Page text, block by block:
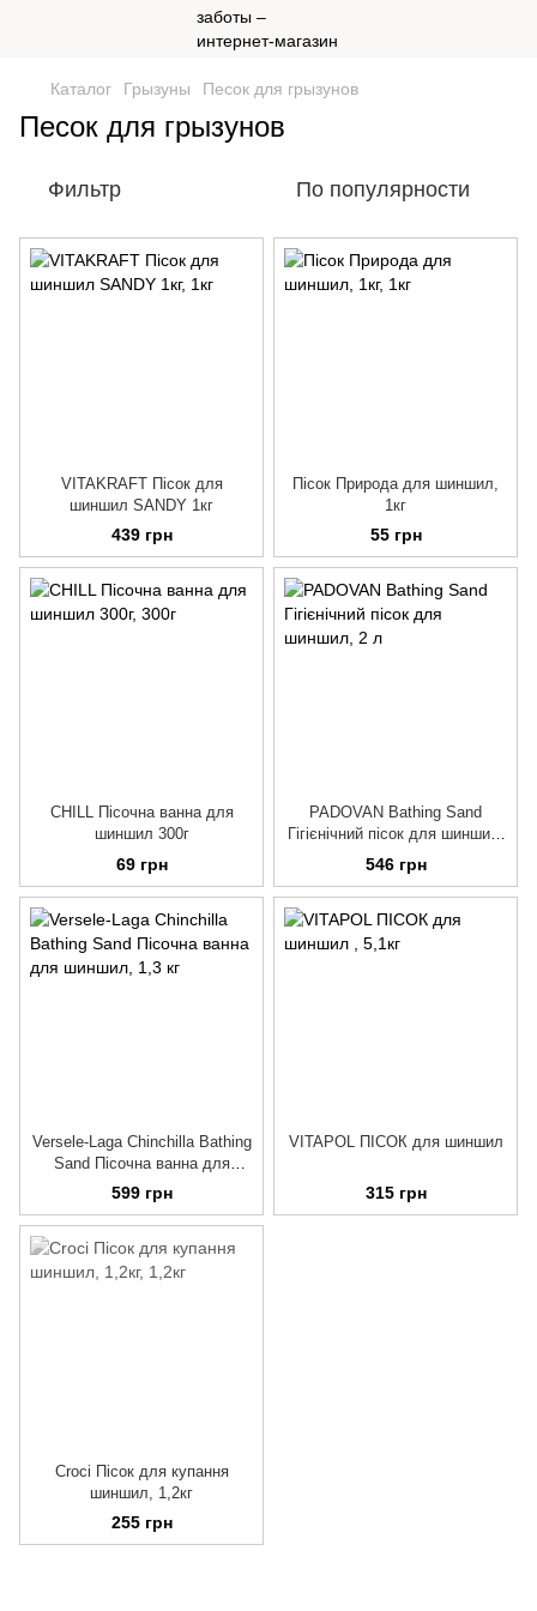
Каталог Грызуны Песок для грызунов
Песок для грызунов
Фильтр По популярности
VITAKRAFT Пісок для
шиншил SANDY 1кг
439 грн
Пісок Природа для шиншил,
1кг
55 грн
CHILL Пісочна ванна для
шиншил 300г
69 грн
PADOVAN Bathing Sand
Гігієнічний пісок для шиншил,
2 л
546 грн
Versele-Laga Chinchilla Bathing
Sand Пісочна ванна для
шиншил, 1,3 кг
599 грн
VITAPOL ПІСОК для шиншил
315 грн
Croci Пісок для купання
шиншил, 1,2кг
255 грн